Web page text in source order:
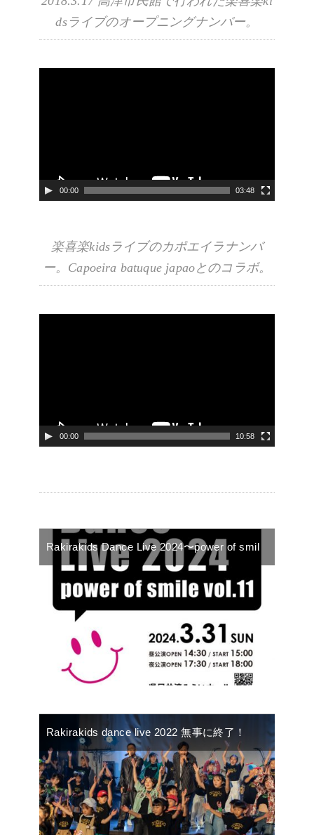
dsライブのオープニングナンバー。
ヤ
ー
00:00 03:48
楽喜楽kidsライブのカポエイラナンバ
ー。Capoeira batuque japaoとのコラボ。
ヤ
ー
00:00 10:58
Rakirakids Dance Live 2024〜power of smil
Rakirakids dance live 2022 無事に終了！